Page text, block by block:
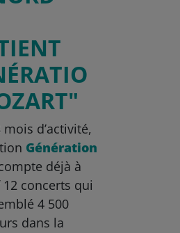
d’activité,
Génération
déjà à
concerts qui
4 500
dans la